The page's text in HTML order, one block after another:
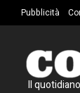
Pubblicità
Il